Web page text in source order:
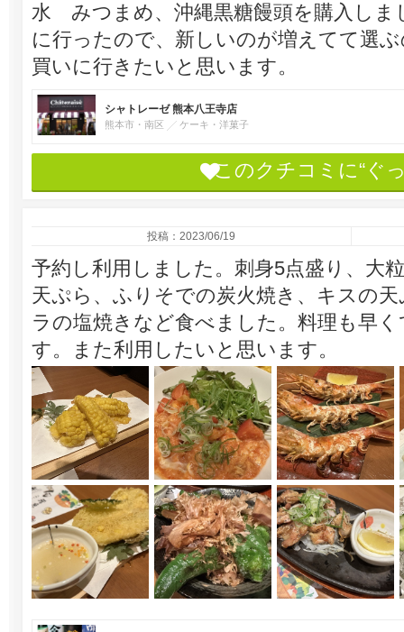
水 みつまめ、沖縄黒糖饅頭を購入しま
に行ったので、新しいのが増えてて選
買いに行きたいと思います。
シャトレーゼ 熊本八王寺店
熊本市・南区 ケーキ・洋菓子
このクチコミに“ぐ
投稿：2023/06/19
予約し利用しました。刺身5点盛り、大
天ぷら、ふりそでの炭火焼き、キスの
ラの塩焼きなど食べました。料理も早
す。また利用したいと思います。